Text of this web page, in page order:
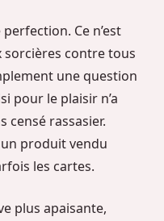
Ce n’est
sorcières contre tous
une question
pour le plaisir n’a
censé rassasier.
un produit vendu
les cartes.
plus apaisante,